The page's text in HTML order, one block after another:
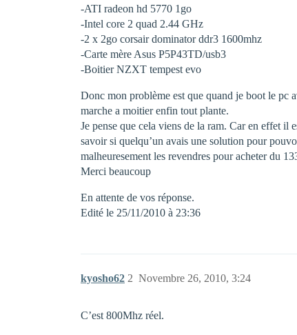
-ATI radeon hd 5770 1go
-Intel core 2 quad 2.44 GHz
-2 x 2go corsair dominator ddr3 1600mhz
-Carte mère Asus P5P43TD/usb3
-Boitier NZXT tempest evo
Donc mon problème est que quand je boot le pc
marche a moitier enfin tout plante.
Je pense que cela viens de la ram. Car en effet
savoir si quelqu’un avais une solution pour
malheuresement les revendres pour acheter du
Merci beaucoup
En attente de vos réponse.
Edité le 25/11/2010 à 23:36
kyosho62 Novembre 26, 2010, 3:24
2
C’est 800Mhz réel.